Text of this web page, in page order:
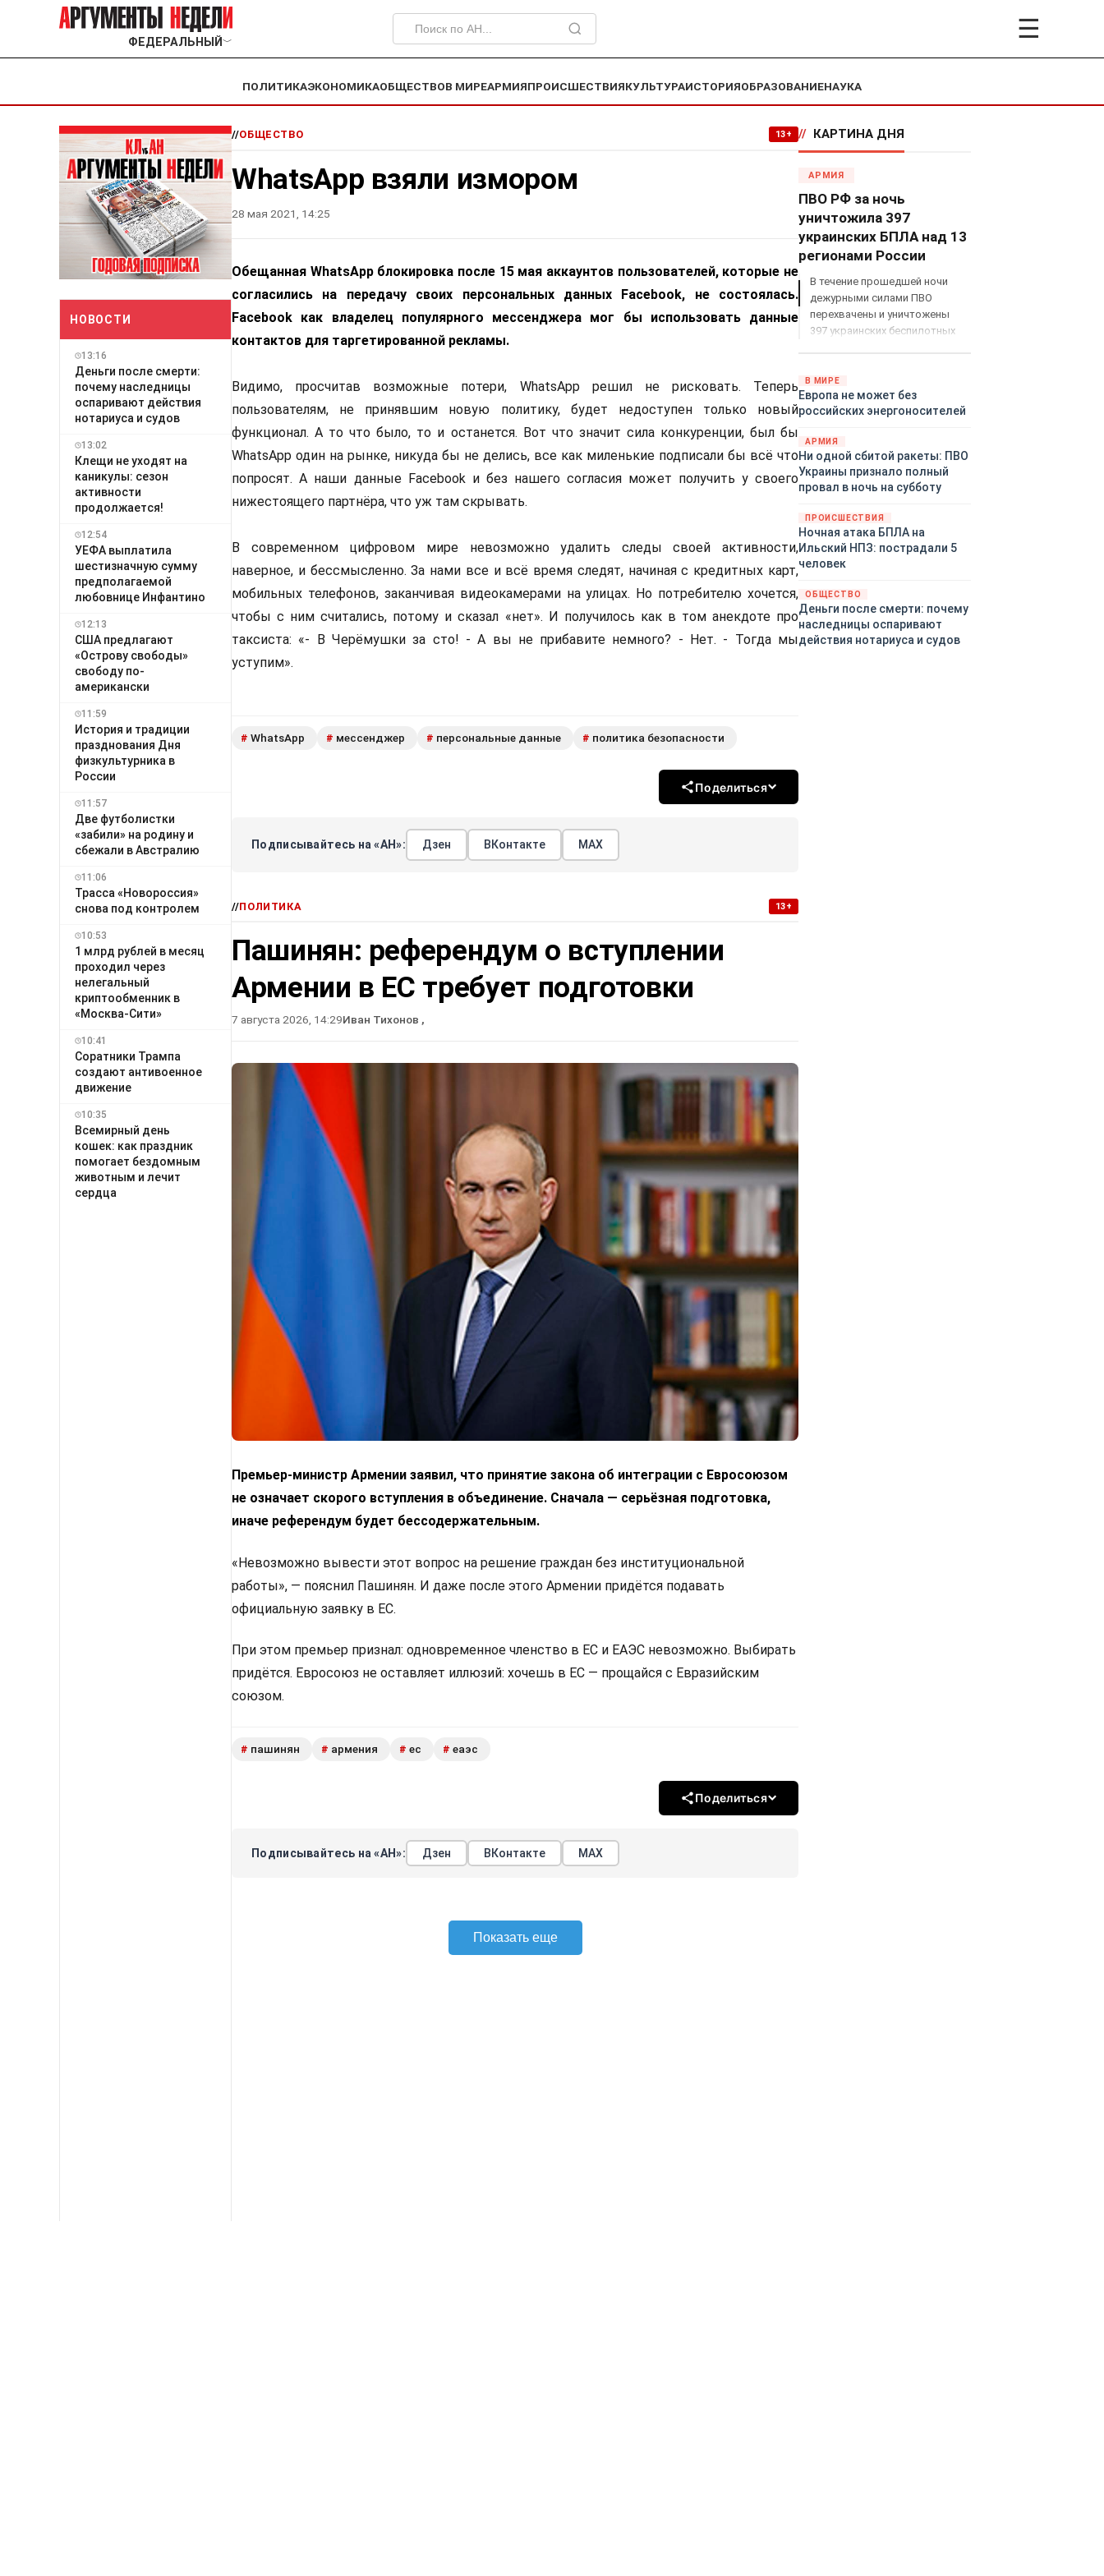
ФЕДЕРАЛЬНЫЙ ﹀ ☰
ПОЛИТИКАЭКОНОМИКАОБЩЕСТВОВ МИРЕАРМИЯПРОИСШЕСТВИЯКУЛЬТУРАИСТОРИЯОБРАЗОВАНИЕНАУКА
НОВОСТИ
13:16
Деньги после смерти:
почему наследницы
оспаривают действия
нотариуса и судов
13:02
Клещи не уходят на
каникулы: сезон
активности
продолжается!
12:54
УЕФА выплатила
шестизначную сумму
предполагаемой
любовнице Инфантино
12:13
США предлагают
«Острову свободы»
свободу по-
американски
11:59
История и традиции
празднования Дня
физкультурника в
России
11:57
Две футболистки
«забили» на родину и
сбежали в Австралию
11:06
Трасса «Новороссия»
снова под контролем
10:53
1 млрд рублей в месяц
проходил через
нелегальный
криптообменник в
«Москва-Сити»
10:41
Соратники Трампа
создают антивоенное
движение
10:35
Всемирный день
кошек: как праздник
помогает бездомным
животным и лечит
сердца
//ОБЩЕСТВО 13+
WhatsApp взяли измором
28 мая 2021, 14:25
Обещанная WhatsApp блокировка после 15 мая аккаунтов пользователей, которые не
согласились на передачу своих персональных данных Facebook, не состоялась.
Facebook как владелец популярного мессенджера мог бы использовать данные
контактов для таргетированной рекламы.
Видимо, просчитав возможные потери, WhatsApp решил не рисковать. Теперь
пользователям, не принявшим новую политику, будет недоступен только новый
функционал. А то что было, то и останется. Вот что значит сила конкуренции, был бы
WhatsApp один на рынке, никуда бы не делись, все как миленькие подписали бы всё что
попросят. А наши данные Facebook и без нашего согласия может получить у своего
нижестоящего партнёра, что уж там скрывать.
В современном цифровом мире невозможно удалить следы своей активности,
наверное, и бессмысленно. За нами все и всё время следят, начиная с кредитных карт,
мобильных телефонов, заканчивая видеокамерами на улицах. Но потребителю хочется,
чтобы с ним считались, потому и сказал «нет». И получилось как в том анекдоте про
таксиста: «- В Черёмушки за сто! - А вы не прибавите немного? - Нет. - Тогда мы
уступим».
# WhatsApp # мессенджер # персональные данные # политика безопасности
Поделиться
Подписывайтесь на «АН»: Дзен ВКонтакте МАХ
//ПОЛИТИКА 13+
Пашинян: референдум о вступлении
Армении в ЕС требует подготовки
7 августа 2026, 14:29Иван Тихонов ,
Премьер-министр Армении заявил, что принятие закона об интеграции с Евросоюзом
не означает скорого вступления в объединение. Сначала — серьёзная подготовка,
иначе референдум будет бессодержательным.
«Невозможно вывести этот вопрос на решение граждан без институциональной
работы», — пояснил Пашинян. И даже после этого Армении придётся подавать
официальную заявку в ЕС.
При этом премьер признал: одновременное членство в ЕС и ЕАЭС невозможно. Выбирать
придётся. Евросоюз не оставляет иллюзий: хочешь в ЕС — прощайся с Евразийским
союзом.
# пашинян # армения # ес # еаэс
Поделиться
Подписывайтесь на «АН»: Дзен ВКонтакте МАХ
Показать еще
// КАРТИНА ДНЯ
АРМИЯ
ПВО РФ за ночь
уничтожила 397
украинских БПЛА над 13
регионами России
В течение прошедшей ночи
дежурными силами ПВО
перехвачены и уничтожены
397 украинских беспилотных
территориями Белгородской,
Брянской, Воронежской,
Курской, Липецкой,
Ростовской, Рязанской,
Самарской, Саратовской,
Тамбовской, Тульской
областей, Краснодарского
края, Республики Крым и над
акваторией Азовского моря.
В МИРЕ
Европа не может без
российских энергоносителей
АРМИЯ
Ни одной сбитой ракеты: ПВО
Украины признало полный
провал в ночь на субботу
ПРОИСШЕСТВИЯ
Ночная атака БПЛА на
Ильский НПЗ: пострадали 5
человек
ОБЩЕСТВО
Деньги после смерти: почему
наследницы оспаривают
действия нотариуса и судов